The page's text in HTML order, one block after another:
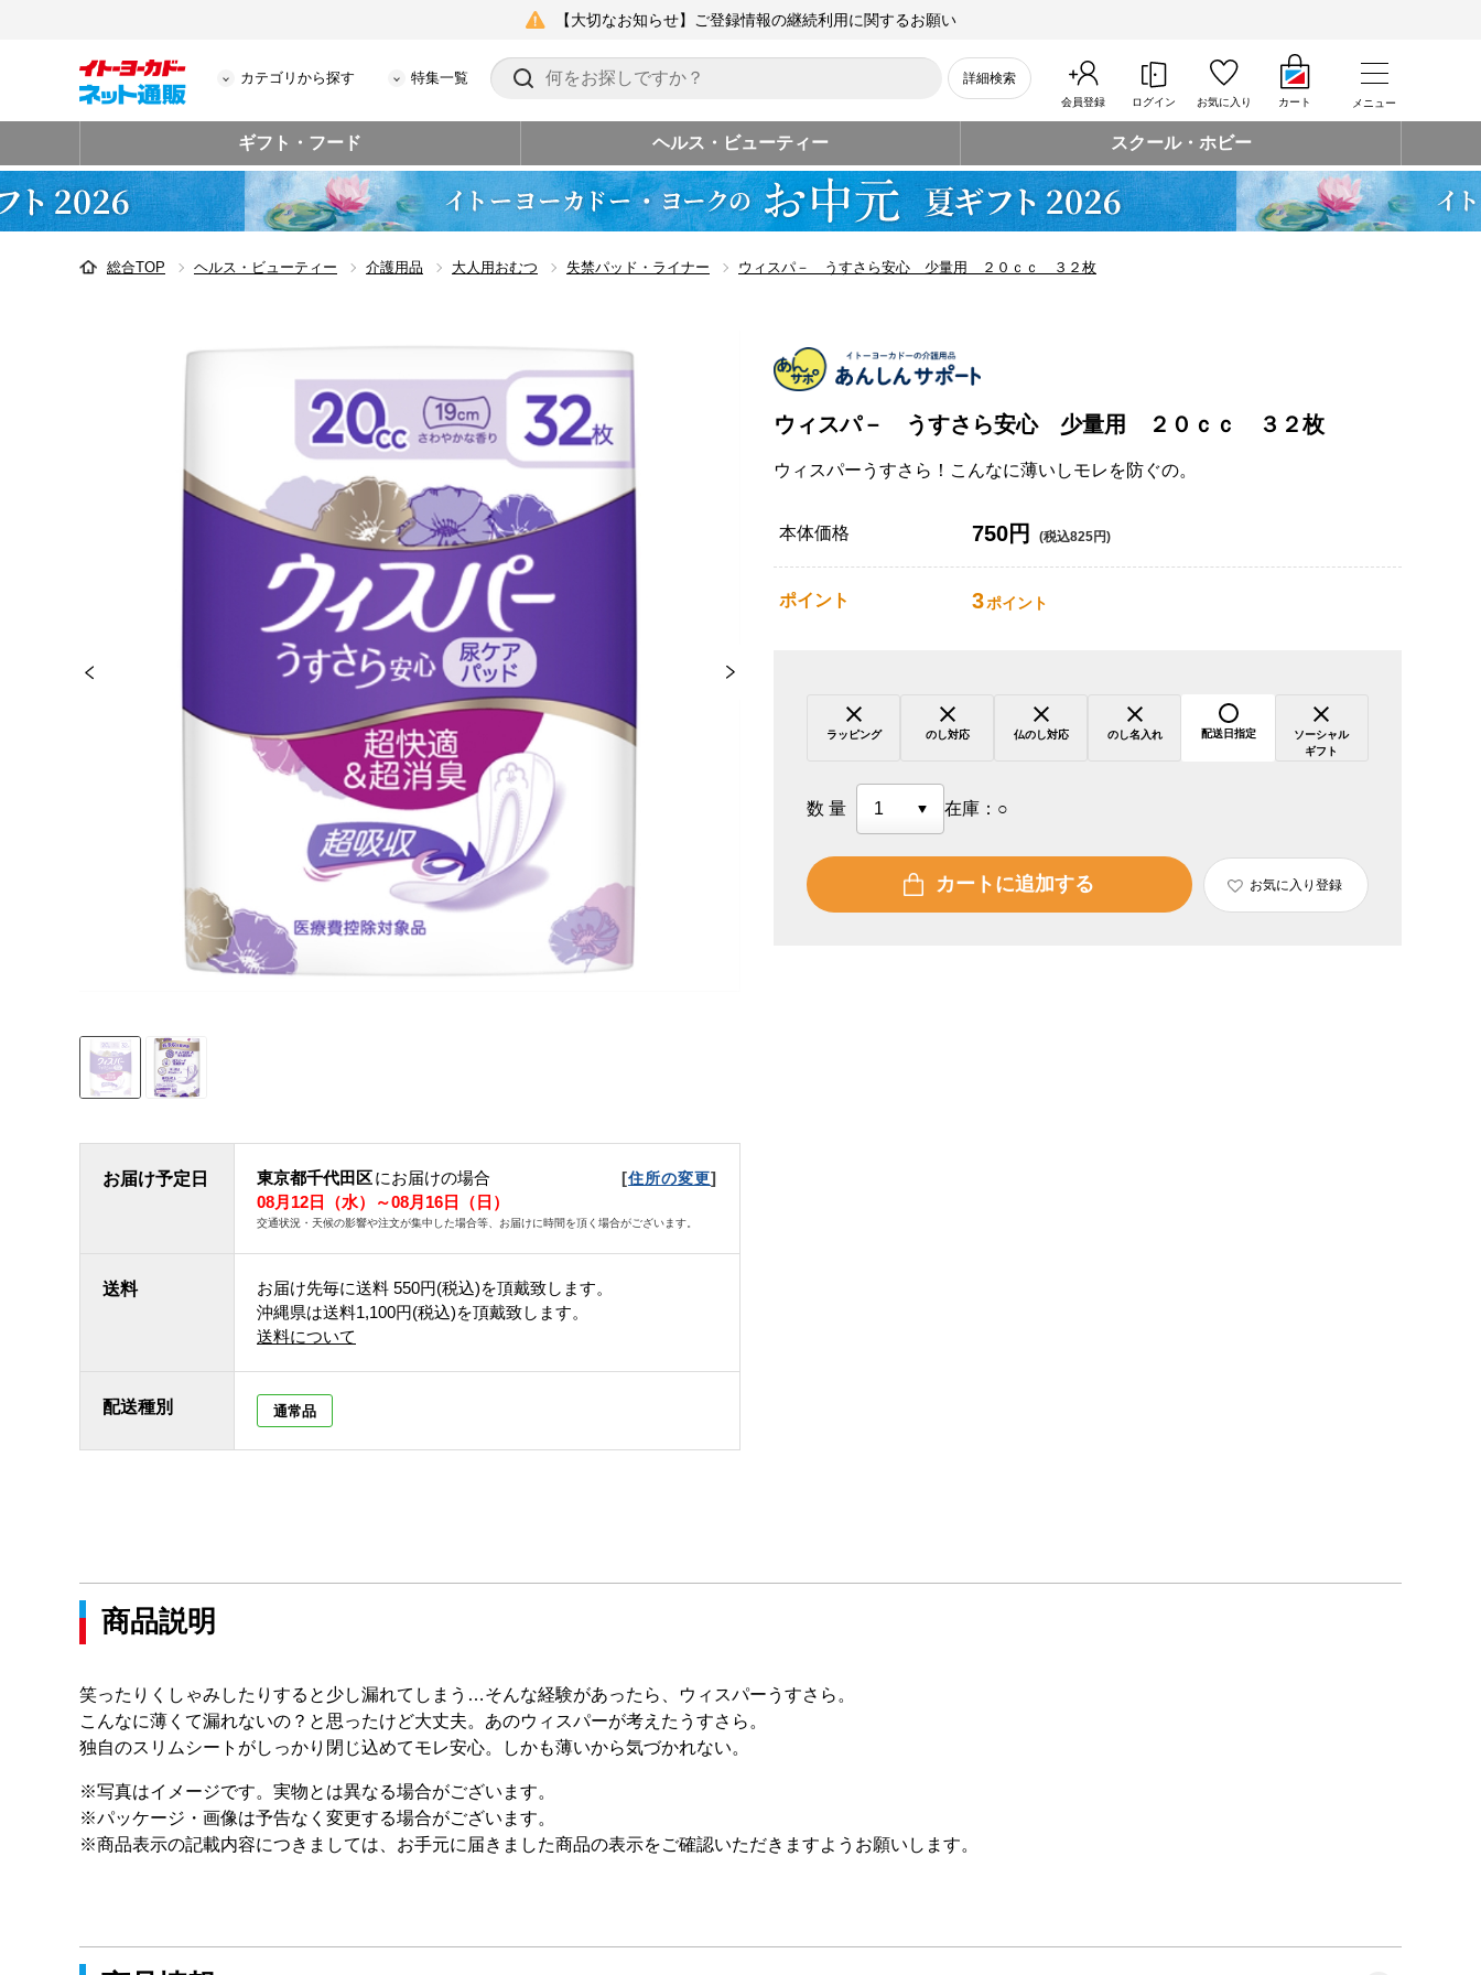
【大切なお知らせ】ご登録情報の継続利用に関するお願い
カテゴリから探す 特集一覧 詳細検索
会員登録 ログイン お気に入り カート メニュー
ギフト・フード ヘルス・ビューティー スクール・ホビー
総合TOP ヘルス・ビューティー 介護用品 大人用おむつ 失禁パッド・ライナー ウィスパ－ うすさら安心 少量用 ２０ｃｃ ３２枚
お届け予定日 東京都千代田区にお届けの場合 [住所の変更]
08月12日（水）～08月16日（日）
交通状況・天候の影響や注文が集中した場合等、お届けに時間を頂く場合がございます。
送料 お届け先毎に送料 550円(税込)を頂戴致します。
沖縄県は送料1,100円(税込)を頂戴致します。
送料について
配送種別 通常品
ウィスパ－ うすさら安心 少量用 ２０ｃｃ ３２枚
ウィスパーうすさら！こんなに薄いしモレを防ぐの。
本体価格 750円 (税込825円)
ポイント 3ポイント
ラッピング のし対応 仏のし対応 のし名入れ 配送日指定
ソーシャル
ギフト
数量 在庫： ○
カートに追加する お気に入り登録
商品説明
笑ったりくしゃみしたりすると少し漏れてしまう…そんな経験があったら、ウィスパーうすさら。
こんなに薄くて漏れないの？と思ったけど大丈夫。あのウィスパーが考えたうすさら。
独自のスリムシートがしっかり閉じ込めてモレ安心。しかも薄いから気づかれない。
※写真はイメージです。実物とは異なる場合がございます。
※パッケージ・画像は予告なく変更する場合がございます。
※商品表示の記載内容につきましては、お手元に届きました商品の表示をご確認いただきますようお願いします。